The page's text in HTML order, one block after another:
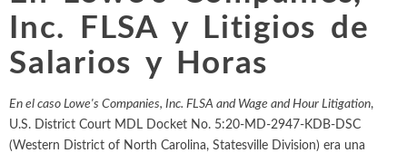
análisis financiero.
TODOS LOS
Propiedad intelectual
Arbitraje internacional
Trabajo y empleo
Personal Injury,
TODAS LAS
INDUSTRIAS
Química
Energía eléctrica y
gas natural
Entretenimiento y
ocio
Inc. FLSA y Litigios de
Salarios y Horas
En el caso Lowe's Companies, Inc. FLSA and Wage and Hour Litigation,
U.S. District Court MDL Docket No. 5:20-MD-2947-KDB-DSC
(Western District of North Carolina, Statesville Division) era una